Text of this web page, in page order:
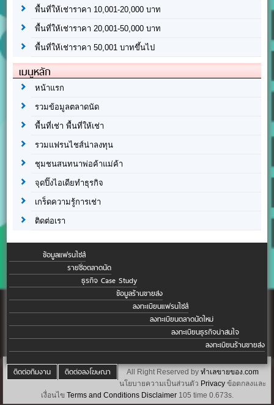
พื้นที่ให้เช่าราคา 10,001-20,000 บาท
พื้นที่ให้เช่าราคา 20,001-50,000 บาท
พื้นที่ให้เช่าราคา 50,001 บาทขึ้นไป
เมนูหลัก
หน้าแรก
รวมข้อมูลตลาดนัด
พื้นที่เช่า พื้นที่ให้เช่า
รวมแฟรนไชส์น่าลงทุน
ชุมชนสนทนาพ่อค้าแม่ค้า
จุดปิ๊งไอเดียทำธุรกิจ
เกร็ดความรู้การเช่า
ติดต่อเรา
ข้อมูลแฟรนไชส์
รายชื่อตลาดนัด
ธุรกิจ Case Study
ข้อมูลร้านขายส่ง
ลงทะเบียนแฟรนไชส์
ลงทะเบียนตลาดนัดใหม่
ลงทะเบียนธุรกิจน่าสนใจ
ลงทะเบียนร้านขายส่ง
ติดต่อทีมงาน ติดต่อลงโฆษณา All Right Reserved by ทำเลขายของ.com
นโยบายความเป็นส่วนตัว Privacy ข้อตกลงและ
เงื่อนไข Terms and Conditions Disclaimer105 time 0.673s.